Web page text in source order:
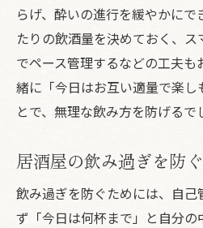
らげ、酔いの進行を緩やかに
たりの飲酒量を決めておく、
でペース管理するなどの工夫も
緒に「今日はお互い適量で楽
とで、無理な飲み方を防げるで
居酒屋の飲み過ぎを防
飲み過ぎを防ぐためには、自
ず「今日は何杯まで」と自分